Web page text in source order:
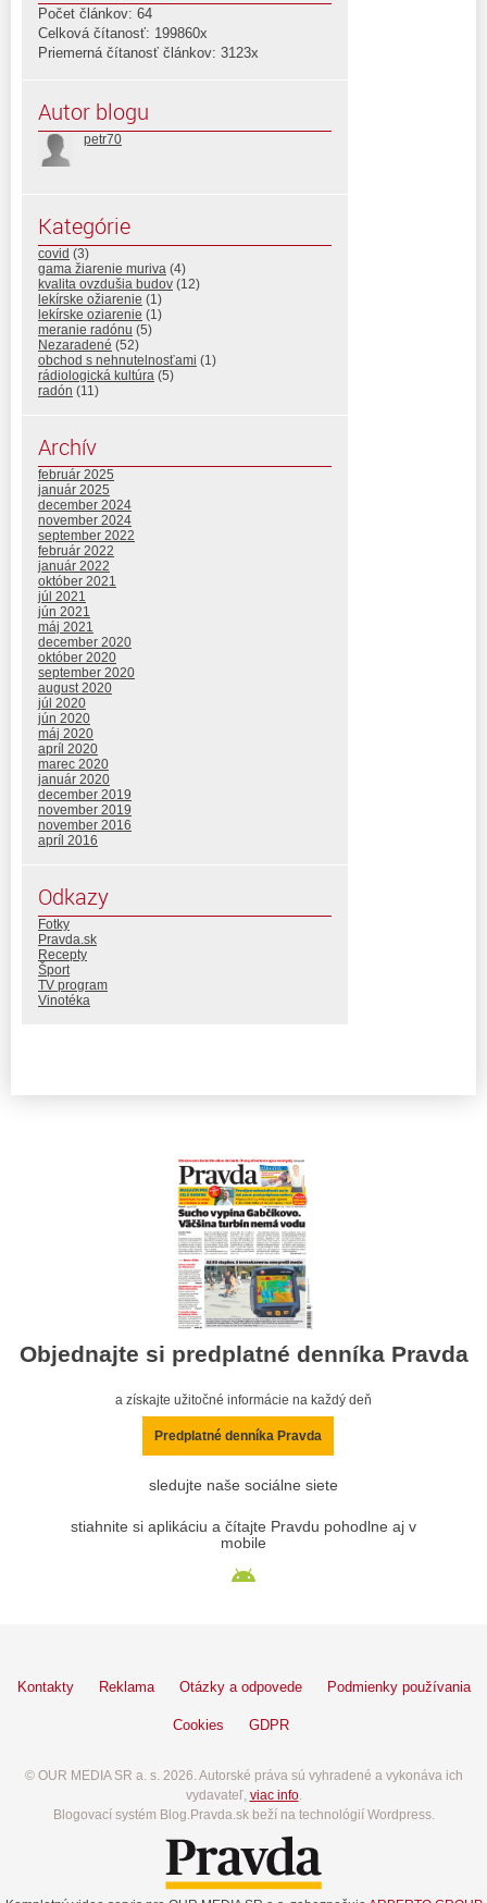
Počet článkov: 64
Celková čítanosť: 199860x
Priemerná čítanosť článkov: 3123x
Autor blogu
petr70
Kategórie
covid (3)
gama žiarenie muriva (4)
kvalita ovzdušia budov (12)
lekírske ožiarenie (1)
lekírske oziarenie (1)
meranie radónu (5)
Nezaradené (52)
obchod s nehnutelnosťami (1)
rádiologická kultúra (5)
radón (11)
Archív
február 2025
január 2025
december 2024
november 2024
september 2022
február 2022
január 2022
október 2021
júl 2021
jún 2021
máj 2021
december 2020
október 2020
september 2020
august 2020
júl 2020
jún 2020
máj 2020
apríl 2020
marec 2020
január 2020
december 2019
november 2019
november 2016
apríl 2016
Odkazy
Fotky
Pravda.sk
Recepty
Šport
TV program
Vinotéka
Objednajte si predplatné denníka Pravda
a získajte užitočné informácie na každý deň
Predplatné denníka Pravda
sledujte naše sociálne siete
stiahnite si aplikáciu a čítajte Pravdu pohodlne aj v
mobile
Kontakty Reklama Otázky a odpovede Podmienky používania
Cookies GDPR
© OUR MEDIA SR a. s. 2026. Autorské práva sú vyhradené a vykonáva ich
vydavateľ, viac info.
Blogovací systém Blog.Pravda.sk beží na technológií Wordpress.